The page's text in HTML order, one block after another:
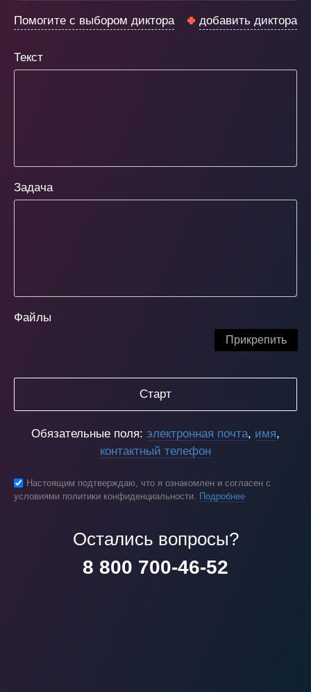
Помогите с выбором диктора добавить диктора
Текст
Задача
Файлы
Прикрепить
Старт
Обязательные поля: электронная почта, имя,
контактный телефон
Настоящим подтверждаю, что я ознакомлен и согласен с
условиями политики конфиденциальности. Подробнее
Остались вопросы?
8 800 700-46-52